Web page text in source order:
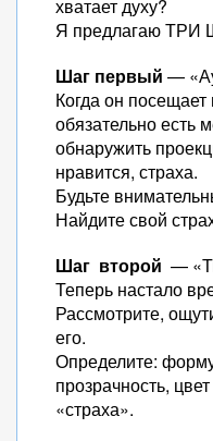
хватает духу?
Я предлагаю
Шаг первый —
Когда он посещает
обязательно есть
обнаружить
нравится, страха.
Будьте
Найдите свой
Шаг второй —
Теперь настало
Рассмотрите,
его.
Определите:
прозрачность,
«страха».